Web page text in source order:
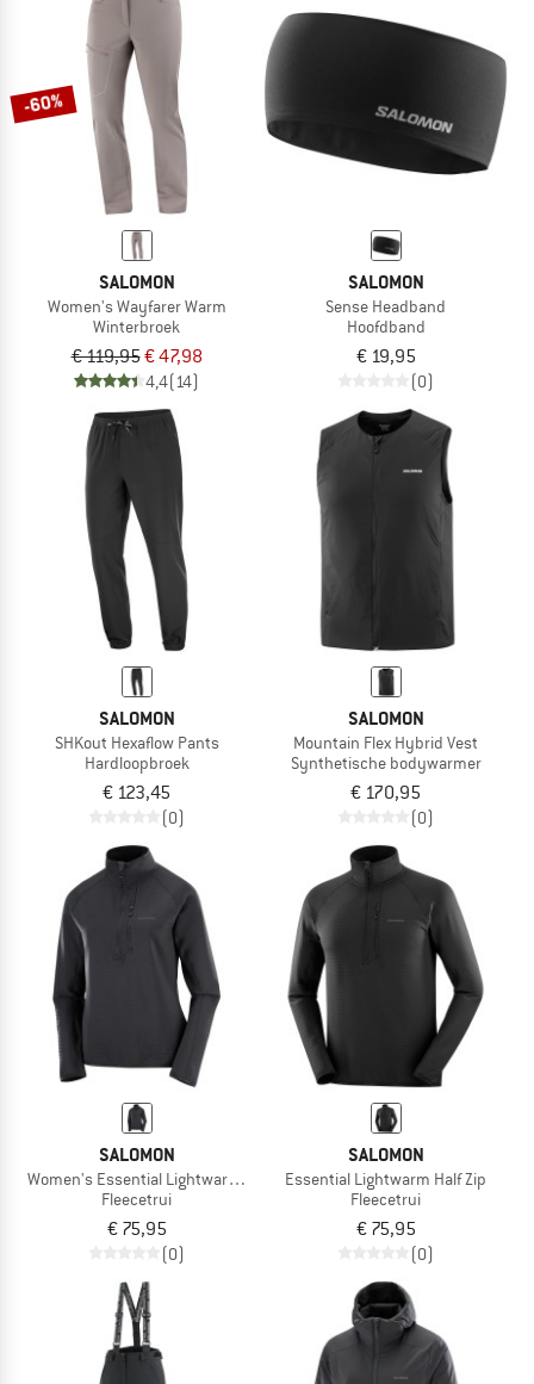
-60%
SALOMON
Women's Wayfarer Warm
Winterbroek
€ 119,95€ 47,98
4,4(14)
SALOMON
Sense Headband
Hoofdband
€ 19,95
(0)
SALOMON
SHKout Hexaflow Pants
Hardloopbroek
€ 123,45
(0)
SALOMON
Mountain Flex Hybrid Vest
Synthetische bodywarmer
€ 170,95
(0)
SALOMON
Women's Essential Lightwarm Half Zip
Fleecetrui
€ 75,95
(0)
SALOMON
Essential Lightwarm Half Zip
Fleecetrui
€ 75,95
(0)